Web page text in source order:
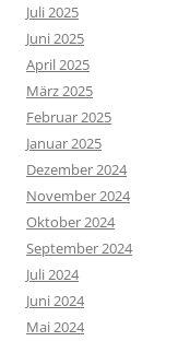
Juli 2025
Juni 2025
April 2025
März 2025
Februar 2025
Januar 2025
Dezember 2024
November 2024
Oktober 2024
September 2024
Juli 2024
Juni 2024
Mai 2024